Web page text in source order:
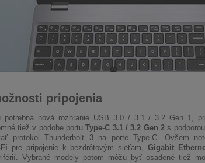
pripojenia
potrebná nová rozhranie USB 3.0 / 3.1 / 3.2 Gen 1,
tiež v podobe portuType-C 3.1 / 3.2 Gen 2 s
protokol Thunderbolt 3 na porte Type-C. Ovšem
pre pripojenie k bezdrôtovým sieťam, Gigabit
Vybrané modely potom môžu byť osadené tiež